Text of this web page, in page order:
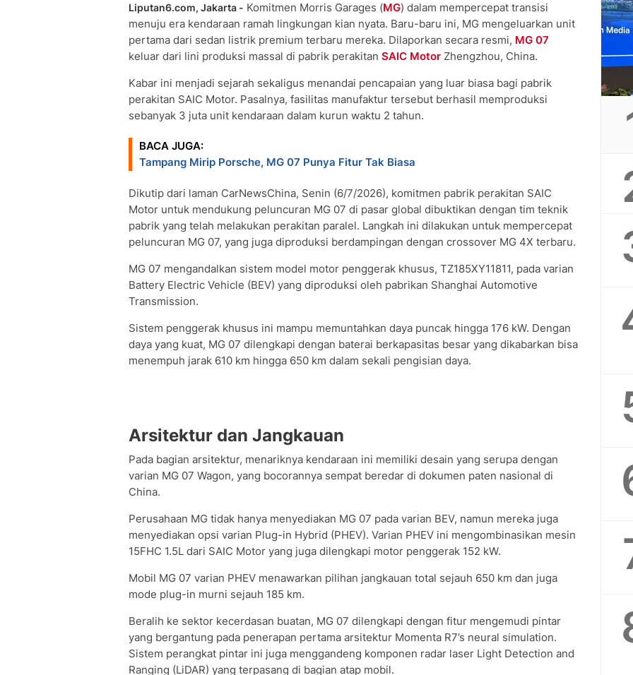
Liputan6.com, Jakarta - Komitmen Morris Garages (MG) dalam mempercepat transisi
menuju era kendaraan ramah lingkungan kian nyata. Baru-baru ini, MG mengeluarkan unit
pertama dari sedan listrik premium terbaru mereka. Dilaporkan secara resmi, MG 07
keluar dari lini produksi massal di pabrik perakitan SAIC Motor Zhengzhou, China.
Kabar ini menjadi sejarah sekaligus menandai pencapaian yang luar biasa bagi pabrik
perakitan SAIC Motor. Pasalnya, fasilitas manufaktur tersebut berhasil memproduksi
sebanyak 3 juta unit kendaraan dalam kurun waktu 2 tahun.
BACA JUGA:
Tampang Mirip Porsche, MG 07 Punya Fitur Tak Biasa
Dikutip dari laman CarNewsChina, Senin (6/7/2026), komitmen pabrik perakitan SAIC
Motor untuk mendukung peluncuran MG 07 di pasar global dibuktikan dengan tim teknik
pabrik yang telah melakukan perakitan paralel. Langkah ini dilakukan untuk mempercepat
peluncuran MG 07, yang juga diproduksi berdampingan dengan crossover MG 4X terbaru.
MG 07 mengandalkan sistem model motor penggerak khusus, TZ185XY11811, pada varian
Battery Electric Vehicle (BEV) yang diproduksi oleh pabrikan Shanghai Automotive
Transmission.
Sistem penggerak khusus ini mampu memuntahkan daya puncak hingga 176 kW. Dengan
daya yang kuat, MG 07 dilengkapi dengan baterai berkapasitas besar yang dikabarkan bisa
menempuh jarak 610 km hingga 650 km dalam sekali pengisian daya.
Arsitektur dan Jangkauan
Pada bagian arsitektur, menariknya kendaraan ini memiliki desain yang serupa dengan
varian MG 07 Wagon, yang bocorannya sempat beredar di dokumen paten nasional di
China.
Perusahaan MG tidak hanya menyediakan MG 07 pada varian BEV, namun mereka juga
menyediakan opsi varian Plug-in Hybrid (PHEV). Varian PHEV ini mengombinasikan mesin
15FHC 1.5L dari SAIC Motor yang juga dilengkapi motor penggerak 152 kW.
Mobil MG 07 varian PHEV menawarkan pilihan jangkauan total sejauh 650 km dan juga
mode plug-in murni sejauh 185 km.
Beralih ke sektor kecerdasan buatan, MG 07 dilengkapi dengan fitur mengemudi pintar
yang bergantung pada penerapan pertama arsitektur Momenta R7’s neural simulation.
Sistem perangkat pintar ini juga menggandeng komponen radar laser Light Detection and
Ranging (LiDAR) yang terpasang di bagian atap mobil.